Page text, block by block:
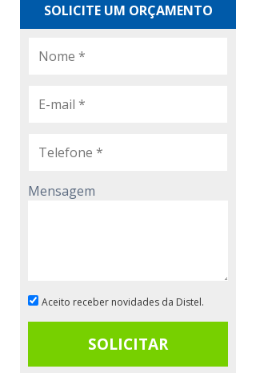
SOLICITE UM ORÇAMENTO
Mensagem
Aceito receber novidades da Distel.
SOLICITAR